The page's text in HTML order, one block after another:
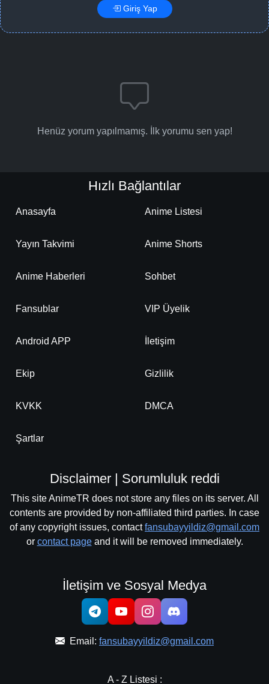
Giriş Yap
Henüz yorum yapılmamış. İlk yorumu sen yap!
Hızlı Bağlantılar
Anasayfa Anime Listesi
Yayın Takvimi Anime Shorts
Anime Haberleri Sohbet
Fansublar VIP Üyelik
Android APP İletişim
Ekip Gizlilik
KVKK DMCA
Şartlar
Disclaimer | Sorumluluk reddi
This site AnimeTR does not store any files on its server. All
contents are provided by non-affiliated third parties. In case
of any copyright issues, contactfansubayyildiz@gmail.com
or contact pageand it will be removed immediately.
İletişim ve Sosyal Medya
Email: fansubayyildiz@gmail.com
A - Z Listesi :